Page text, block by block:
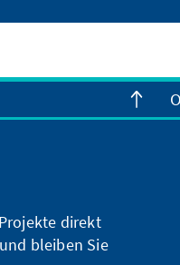
direkt
bleiben Sie